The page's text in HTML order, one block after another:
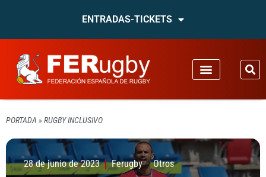
ENTRADAS-TICKETS
PORTADA » RUGBY INCLUSIVO
28 de junio de 2023 Ferugby Otros